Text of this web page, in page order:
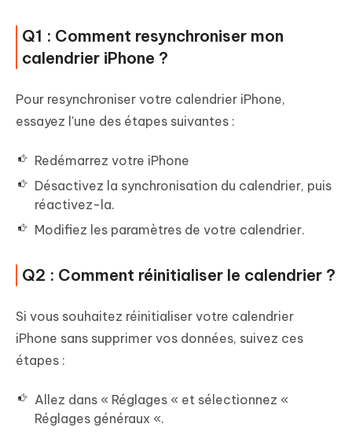
Q1 : Comment resynchroniser mon
calendrier iPhone ?
Pour resynchroniser votre calendrier iPhone,
essayez l'une des étapes suivantes :
Redémarrez votre iPhone
Désactivez la synchronisation du calendrier, puis
réactivez-la.
Modifiez les paramètres de votre calendrier.
Q2 : Comment réinitialiser le calendrier ?
Si vous souhaitez réinitialiser votre calendrier
iPhone sans supprimer vos données, suivez ces
étapes :
Allez dans « Réglages « et sélectionnez «
Réglages généraux «.